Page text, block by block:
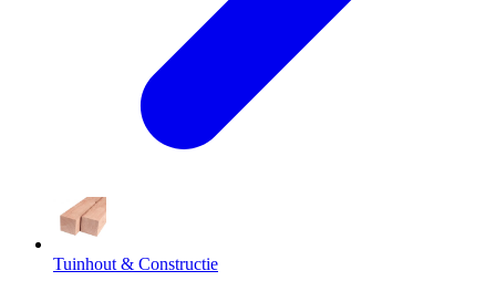
Tuinhout & Constructie